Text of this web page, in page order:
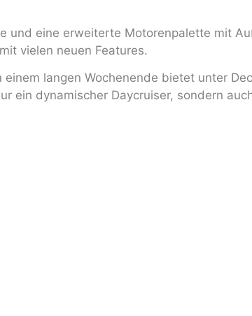
und eine erweiterte Motorenpalette mit
vielen neuen Features.
langen Wochenende bietet unter
ein dynamischer Daycruiser, sondern